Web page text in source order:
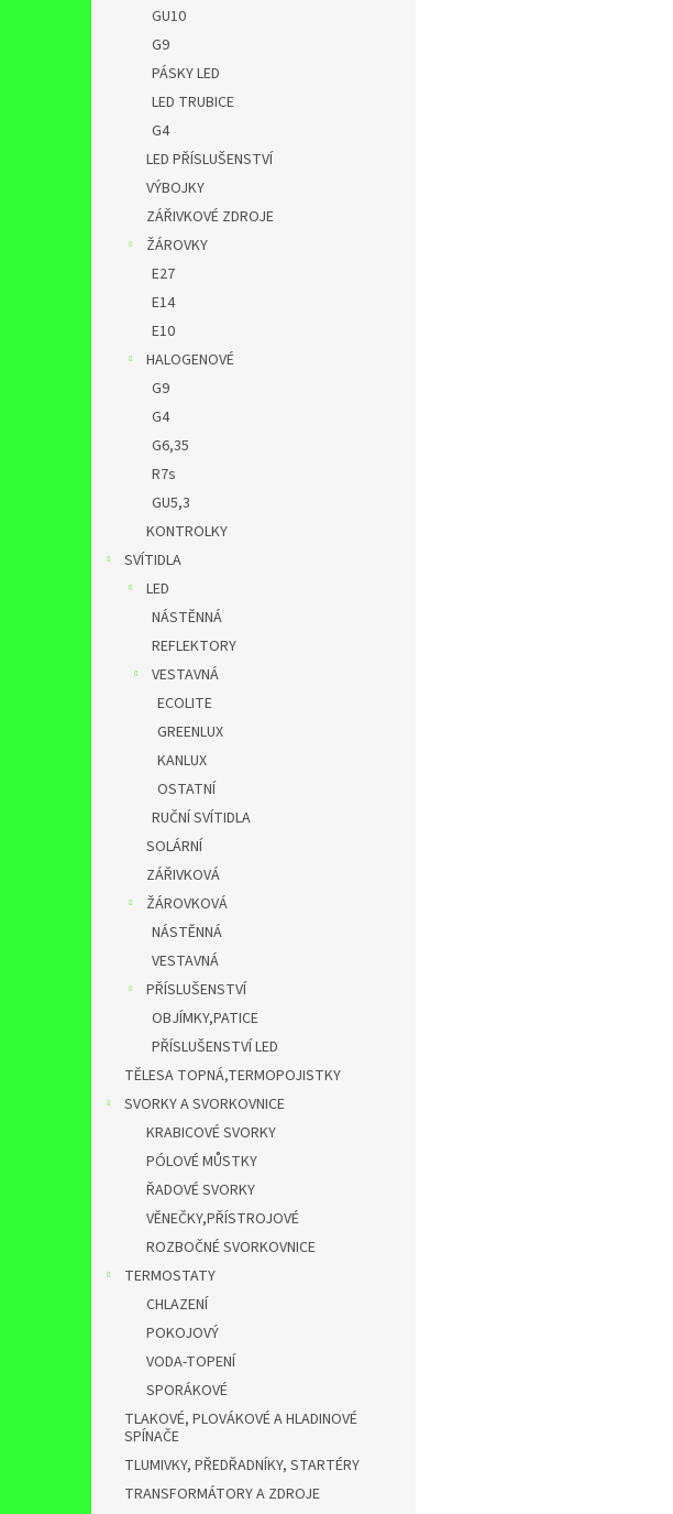
GU10
G9
PÁSKY LED
LED TRUBICE
G4
LED PŘÍSLUŠENSTVÍ
VÝBOJKY
ZÁŘIVKOVÉ ZDROJE
ŽÁROVKY
E27
E14
E10
HALOGENOVÉ
G9
G4
G6,35
R7s
GU5,3
KONTROLKY
SVÍTIDLA
LED
NÁSTĚNNÁ
REFLEKTORY
VESTAVNÁ
ECOLITE
GREENLUX
KANLUX
OSTATNÍ
RUČNÍ SVÍTIDLA
SOLÁRNÍ
ZÁŘIVKOVÁ
ŽÁROVKOVÁ
NÁSTĚNNÁ
VESTAVNÁ
PŘÍSLUŠENSTVÍ
OBJÍMKY,PATICE
PŘÍSLUŠENSTVÍ LED
TĚLESA TOPNÁ,TERMOPOJISTKY
SVORKY A SVORKOVNICE
KRABICOVÉ SVORKY
PÓLOVÉ MŮSTKY
ŘADOVÉ SVORKY
VĚNEČKY,PŘÍSTROJOVÉ
ROZBOČNÉ SVORKOVNICE
TERMOSTATY
CHLAZENÍ
POKOJOVÝ
VODA-TOPENÍ
SPORÁKOVÉ
TLAKOVÉ, PLOVÁKOVÉ A HLADINOVÉ
SPÍNAČE
TLUMIVKY, PŘEDŘADNÍKY, STARTÉRY
TRANSFORMÁTORY A ZDROJE